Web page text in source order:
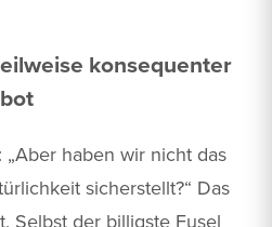
konsequenter
haben wir nicht das
sicherstellt?“ Das
Selbst der billigste Fusel